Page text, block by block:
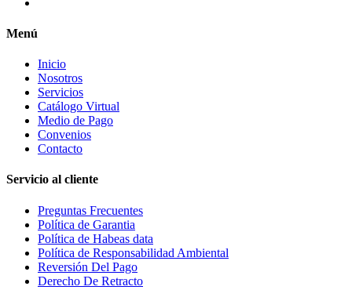
Menú
Inicio
Nosotros
Servicios
Catálogo Virtual
Medio de Pago
Convenios
Contacto
Servicio al cliente
Preguntas Frecuentes
Política de Garantia
Política de Habeas data
Política de Responsabilidad Ambiental
Reversión Del Pago
Derecho De Retracto